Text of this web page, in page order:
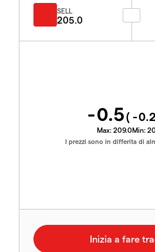
SELL
205.0
-0.5( -
Max: 209.0Min:
I prezzi sono in differita di